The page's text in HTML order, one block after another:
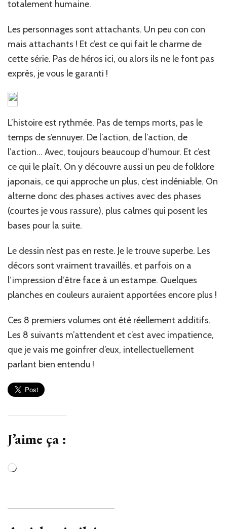
totalement humaine.
Les personnages sont attachants. Un peu con con
mais attachants ! Et c’est ce qui fait le charme de
cette série. Pas de héros ici, ou alors ils ne le font pas
exprès, je vous le garanti !
L’histoire est rythmée. Pas de temps morts, pas le
temps de s’ennuyer. De l’action, de l’action, de
l’action… Avec, toujours beaucoup d’humour. Et c’est
ce qui le plaît. On y découvre aussi un peu de folklore
japonais, ce qui approche un plus, c’est indéniable. On
alterne donc des phases actives avec des phases
(courtes je vous rassure), plus calmes qui posent les
bases pour la suite.
Le dessin n’est pas en reste. Je le trouve superbe. Les
décors sont vraiment travaillés, et parfois on a
l’impression d’être face à un estampe. Quelques
planches en couleurs auraient apportées encore plus !
Ces 8 premiers volumes ont été réellement additifs.
Les 8 suivants m’attendent et c’est avec impatience,
que je vais me goinfrer d’eux, intellectuellement
parlant bien entendu !
J’aime ça :
Chargement…